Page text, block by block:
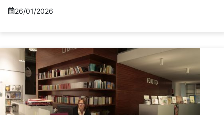
26/01/2026